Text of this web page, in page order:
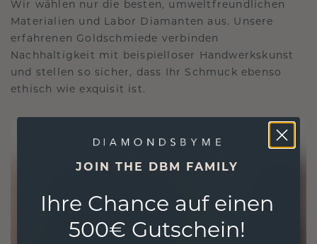
Wir wählen nur die besten, umweltfreundlichen
Materialien und Labor Diamanten aus. Unsere
erfahrenen Goldschmiede verbinden
Nachhaltigkeit mit beispielloser Handwerkskunst
und stellen so sicher, dass Ihr Schmuck ebenso
ethisch wie exquisit ist.
JOIN THE DBM FAMILY
Ihre Chance auf einen
500€ Gutschein!